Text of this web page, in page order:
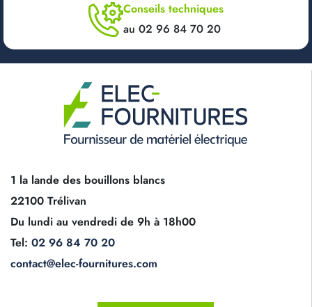
Conseils techniques
au 02 96 84 70 20
1 la lande des bouillons blancs
22100 Trélivan
Du lundi au vendredi de 9h à 18h00
Tel: 02 96 84 70 20
contact@elec-fournitures.com